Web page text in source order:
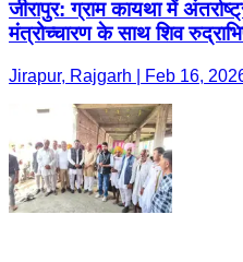
जीरापुर: ग्राम कायथा में
मंत्रोच्चारण के साथ शिव
Jirapur, Rajgarh | Feb 16,